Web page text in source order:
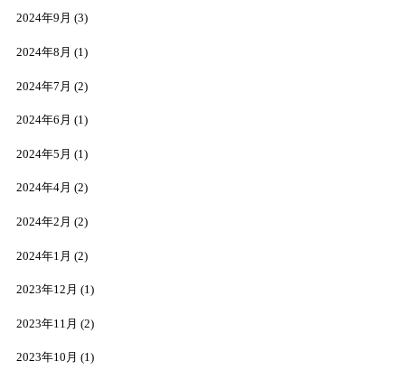
2024年9月 (3)
2024年8月 (1)
2024年7月 (2)
2024年6月 (1)
2024年5月 (1)
2024年4月 (2)
2024年2月 (2)
2024年1月 (2)
2023年12月 (1)
2023年11月 (2)
2023年10月 (1)